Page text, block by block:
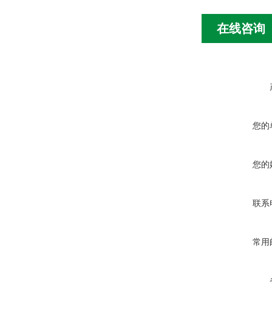
在线咨询
您的
您的
联系
常用